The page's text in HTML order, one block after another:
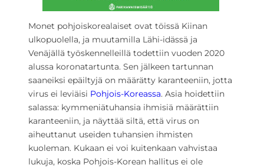
Monet pohjoiskorealaiset ovat töissä Kiinan
ulkopuolella, ja muutamilla Lähi-idässä ja
Venäjällä työskennelleillä todettiin vuoden 2020
alussa koronatartunta. Sen jälkeen tartunnan
saaneiksi epäiltyjä on määrätty karanteeniin, jotta
virus ei leviäisi Pohjois-Koreassa. Asia hoidettiin
salassa: kymmeniätuhansia ihmisiä määrättiin
karanteeniin, ja näyttää siltä, että virus on
aiheuttanut useiden tuhansien ihmisten
kuoleman. Kukaan ei voi kuitenkaan vahvistaa
lukuja, koska Pohjois-Korean hallitus ei ole